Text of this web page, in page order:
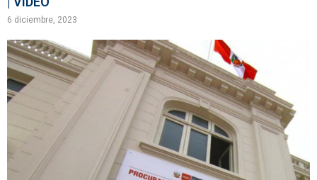
6 diciembre, 2023